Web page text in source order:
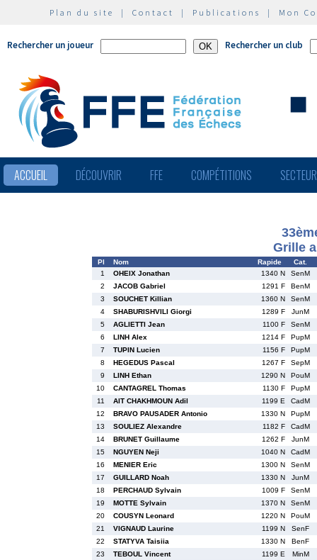
Plan du site | Contact | Publications | Mon
Rechercher un joueur Rechercher un club
ACCUEIL DÉCOUVRIR FFE COMPÉTITIONS
Grille
Pl Nom Rapide
Cat.
1
OHEIX Jonathan 1340 N
SenM
2
JACOB Gabriel 1291 F
BenM
3
SOUCHET Killian 1360 N
SenM
4
SHABURISHVILI Giorgi 1289 F
JunM
5
AGLIETTI Jean 1100 F
SenM
6
LINH Alex 1214 F
PupM
7
TUPIN Lucien 1156 F
PupM
8
HEGEDUS Pascal 1267 F
SepM
9
LINH Ethan 1290 N
PouM
10
CANTAGREL Thomas 1130 F
PupM
11
AIT CHAKHMOUN Adil 1199 E
CadM
12
BRAVO PAUSADER Antonio 1330 N
PupM
13
SOULIEZ Alexandre 1182 F
CadM
14
BRUNET Guillaume 1262 F
JunM
15
NGUYEN Neji 1040 N
CadM
16
MENIER Eric 1300 N
SenM
17
GUILLARD Noah 1330 N
JunM
18
PERCHAUD Sylvain 1009 F
SenM
19
MOTTE Sylvain 1370 N
SenM
20
COUSYN Leonard 1220 N
PouM
21
VIGNAUD Laurine 1199 N
SenF
22
STATYVA Taisiia 1330 N
BenF
23
TEBOUL Vincent 1199 E
MinM